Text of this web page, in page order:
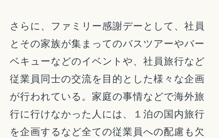
さらに、ファミリー感謝デーとして、社員
とその家族が集まってのバスツアーやバー
ベキューなどのイベントや、社員旅行など
従業員同士の交流を目的とした様々な企画
が行われている。家庭の事情などで海外旅
行に行けなかった人には、１泊の国内旅行
を企画するなど全ての従業員への配慮も欠